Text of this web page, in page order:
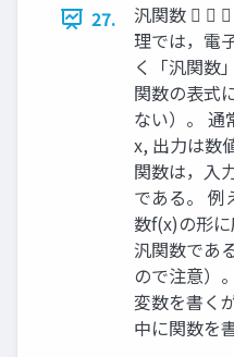
27.
汎関数  
理では，電
く「汎関数
関数の表式
ない）。 通
x, 出力は数
関数は，入
である。 例
数f(x)の形に
汎関数であ
ので注意）
変数を書く
中に関数を